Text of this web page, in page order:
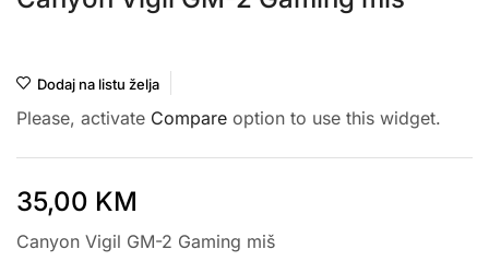
Dodaj na listu želja
Please, activate Compare option to use this widget.
35,00 KM
Canyon Vigil GM-2 Gaming miš